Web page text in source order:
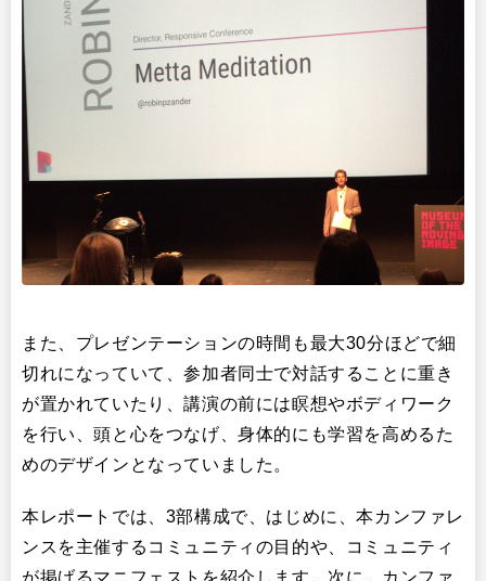
また、プレゼンテーションの時間も最大30分ほどで細
切れになっていて、参加者同士で対話することに重き
が置かれていたり、講演の前には瞑想やボディワーク
を行い、頭と心をつなげ、身体的にも学習を高めるた
めのデザインとなっていました。
本レポートでは、3部構成で、はじめに、本カンファレ
ンスを主催するコミュニティの目的や、コミュニティ
が掲げるマニフェストを紹介します。次に、カンファ